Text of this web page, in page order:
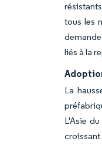
tous les
liés à la
La
L'Asie